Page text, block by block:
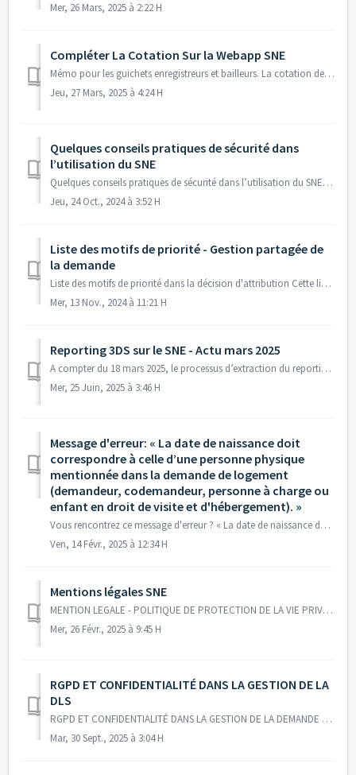
Mer, 26 Mars, 2025 à 2:22 H
Compléter La Cotation Sur la Webapp SNE
Mémo pour les guichets enregistreurs et bailleurs. La cotation des demandes de logement social sera activée le 1er septembre 2021. Sur la Webapp...
Jeu, 27 Mars, 2025 à 4:24 H
Quelques conseils pratiques de sécurité dans
l’utilisation du SNE
Quelques conseils pratiques de sécurité dans l’utilisation du SNE Afin de limiter les fuites de données personnelles, les intrusions malveillantes dans ...
Jeu, 24 Oct., 2024 à 3:52 H
Liste des motifs de priorité - Gestion partagée de
la demande
Liste des motifs de priorité dans la décision d'attribution Cette liste est amenée à évoluer. L’utilisation du Web service « Lister les motifs de pr...
Mer, 13 Nov., 2024 à 11:21 H
Reporting 3DS sur le SNE - Actu mars 2025
A compter du 18 mars 2025, le processus d’extraction du reporting 3DS évolue : les données du reporting 3DS seront désormais directement accessibles ...
Mer, 25 Juin, 2025 à 3:46 H
Message d'erreur: « La date de naissance doit
correspondre à celle d’une personne physique
mentionnée dans la demande de logement
(demandeur, codemandeur, personne à charge ou
enfant en droit de visite et d'hébergement). »
Vous rencontrez ce message d'erreur ? « La date de naissance doit correspondre à celle d’une personne physique mentionnée dans la demande de l...
Ven, 14 Févr., 2025 à 12:34 H
Mentions légales SNE
MENTION LEGALE - POLITIQUE DE PROTECTION DE LA VIE PRIVEE du Système National d’Enregistrement Nous nous engageons à ce que la collecte et le traitement...
Mer, 26 Févr., 2025 à 9:45 H
RGPD ET CONFIDENTIALITÉ DANS LA GESTION DE LA
DLS
RGPD ET CONFIDENTIALITÉ DANS LA GESTION DE LA DEMANDE DE LOGEMENT SOCIAL Les guichets enregistreurs traitent des données personnelles sensibles qui son...
Mar, 30 Sept., 2025 à 3:04 H